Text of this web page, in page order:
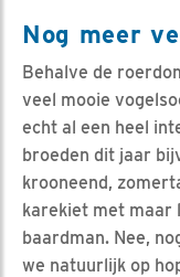
Nog meer
Behalve de
veel mooie
echt al een heel
broeden dit jaar
krooneend,
karekiet met maar
baardman. Nee,
we natuurlijk op